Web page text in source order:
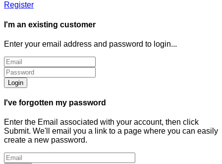
Register
I'm an existing customer
Enter your email address and password to login...
Login
I've forgotten my password
Enter the Email associated with your account, then click
Submit. We'll email you a link to a page where you can easily
create a new password.